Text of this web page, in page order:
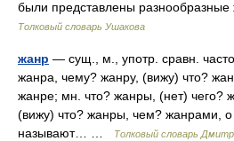
были представлены
Толковый словарь Ушакова
жанр — сущ., м., употр. сравн.
жанра, чему? жанру, (вижу) что?
жанре; мн. что? жанры, (нет) чего?
(вижу) что? жанры, чем? жанрами,
называют… …
Толковый словарь